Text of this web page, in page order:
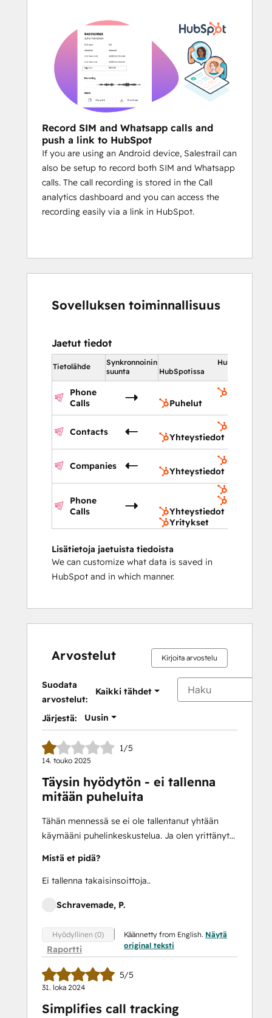
Record SIM and Whatsapp calls and
push a link to HubSpot
If you are using an Android device, Salestrail can
also be setup to record both SIM and Whatsapp
calls. The call recording is stored in the Call
analytics dashboard and you can access the
recording easily via a link in HubSpot.
Sovelluksen toiminnallisuus
Jaetut tiedot
Tietolähde
Synkronnoinin
suunta
HubSpotissa
HubSpotissa
Phone
Calls
Puhelut
Contacts
Yhteystiedot
Companies
Yhteystiedot
Phone
Calls
Yhteystiedot
Yritykset
Lisätietoja jaetuista tiedoista
We can customize what data is saved in
HubSpot and in which manner.
Arvostelut Kirjoita arvostelu
Suodata
arvostelut:
Kaikki tähdet
Järjestä: Uusin
1/5
14. touko 2025
Täysin hyödytön - ei tallenna
mitään puheluita
Tähän mennessä se ei ole tallentanut yhtään
käymääni puhelinkeskustelua. Ja olen yrittänyt...
Mistä et pidä?
Ei tallenna takaisinsoittoja..
Schravemade, P.
Hyödyllinen (0)
Raportti
Käännetty from English. Näytä
original teksti
5/5
31. loka 2024
Simplifies call tracking